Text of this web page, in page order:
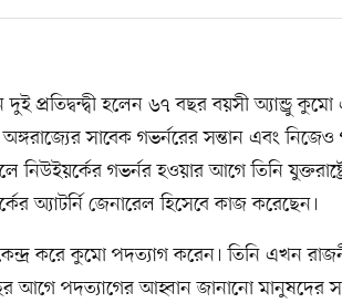
দুই প্রতিদ্বন্দ্বী হলেন ৬৭ বছর বয়সী অ্যান্ড্রু
সাবেক গভর্নরের সন্তান এবং নিজেও
গভর্নর হওয়ার আগে তিনি
অ্যাটর্নি জেনারেল হিসেবে কাজ করেছেন।
করে কুমো পদত্যাগ করেন। তিনি এখন
আগে পদত্যাগের আহ্বান জানানো মানুষদের